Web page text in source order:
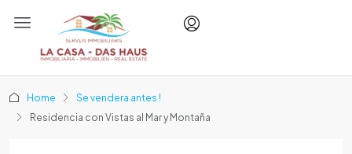
Home
Se vendera antes !
Residencia con Vistas al Mar y Montaña